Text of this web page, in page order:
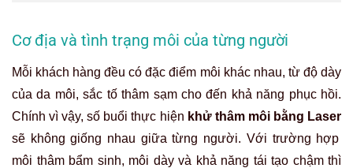
Cơ địa và tình trạng môi của từng người
Mỗi khách hàng đều có đặc điểm môi khác nhau, từ độ dày
của da môi, sắc tố thâm sạm cho đến khả năng phục hồi.
Chính vì vậy, số buổi thực hiện khử thâm môi bằng Laser
sẽ không giống nhau giữa từng người. Với trường hợp
môi thâm bẩm sinh, môi dày và khả năng tái tạo chậm thì